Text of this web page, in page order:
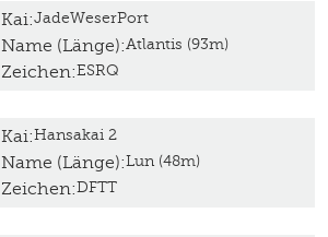
Kai:JadeWeserPort
Name (Länge):Atlantis (93m)
Zeichen:ESRQ
Kai:Hansakai 2
Name (Länge):Lun (48m)
Zeichen:DFTT